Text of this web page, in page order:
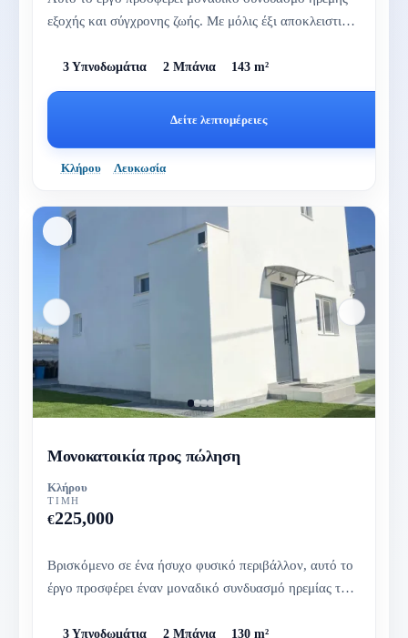
εξοχής και σύγχρονης ζωής. Με μόλις έξι αποκλειστικές
3 Υπνοδωμάτια 2 Μπάνια 143 m²
Δείτε λεπτομέρειες
Κλήρου Λευκωσία
Μονοκατοικία προς πώληση
Κλήρου
ΤΙΜΉ
€225,000
Βρισκόμενο σε ένα ήσυχο φυσικό περιβάλλον, αυτό το
έργο προσφέρει έναν μοναδικό συνδυασμό ηρεμίας της
3 Υπνοδωμάτια 2 Μπάνια 130 m²